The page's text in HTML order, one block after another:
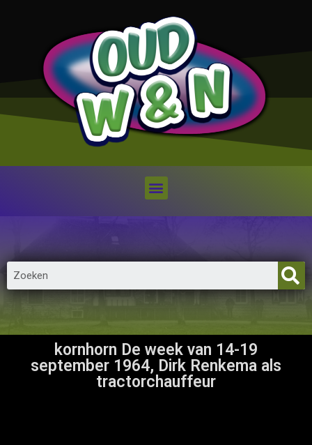
kornhorn De week van 14-19
september 1964, Dirk Renkema als
tractorchauffeur